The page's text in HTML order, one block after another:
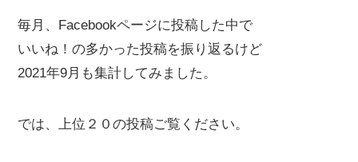
毎月、Facebookページに投稿した中で
いいね！の多かった投稿を振り返るけど
2021年9月も集計してみました。
では、上位２０の投稿ご覧ください。